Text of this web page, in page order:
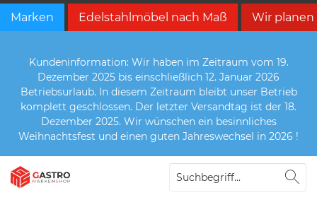
Marken Edelstahlmöbel nach Maß Wir planen
Kundeninformation: Wir haben im Zeitraum vom 19.
Dezember 2025 bis einschließlich 12. Januar 2026
Betriebsurlaub. In diesem Zeitraum bleibt unser Betrieb
komplett geschlossen. Der letzter Versandtag ist der 18.
Dezember 2025. Wir wünschen ein besinnliches
Weihnachtsfest und einen guten Jahreswechsel in 2026 !